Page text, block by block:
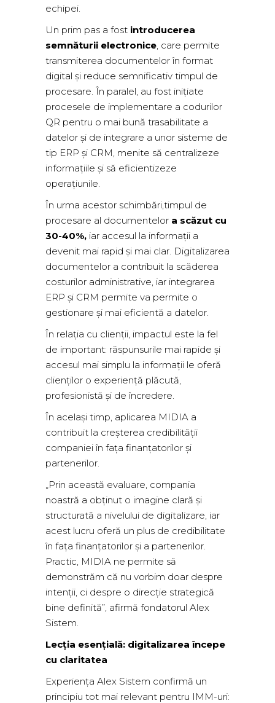
echipei.
Un prim pas a fost introducerea
semnăturii electronice, care permite
transmiterea documentelor în format
digital și reduce semnificativ timpul de
procesare. În paralel, au fost inițiate
procesele de implementare a codurilor
QR pentru o mai bună trasabilitate a
datelor și de integrare a unor sisteme de
tip ERP și CRM, menite să centralizeze
informațiile și să eficientizeze
operațiunile.
În urma acestor schimbări,timpul de
procesare al documentelor a scăzut cu
30-40%, iar accesul la informații a
devenit mai rapid și mai clar. Digitalizarea
documentelor a contribuit la scăderea
costurilor administrative, iar integrarea
ERP și CRM permite va permite o
gestionare și mai eficientă a datelor.
În relația cu clienții, impactul este la fel
de important: răspunsurile mai rapide și
accesul mai simplu la informații le oferă
clienților o experiență plăcută,
profesionistă și de încredere.
În același timp, aplicarea MIDIA a
contribuit la creșterea credibilității
companiei în fața finanțatorilor și
partenerilor.
„Prin această evaluare, compania
noastră a obținut o imagine clară și
structurată a nivelului de digitalizare, iar
acest lucru oferă un plus de credibilitate
în fața finanțatorilor și a partenerilor.
Practic, MIDIA ne permite să
demonstrăm că nu vorbim doar despre
intenții, ci despre o direcție strategică
bine definită”, afirmă fondatorul Alex
Sistem.
Lecția esențială: digitalizarea începe
cu claritatea
Experiența Alex Sistem confirmă un
principiu tot mai relevant pentru IMM-uri: